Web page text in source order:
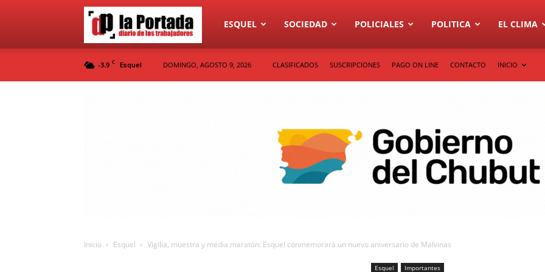
Diario
ESQUEL SOCIEDAD POLICIALES POLITICA EL CLIMA
-3.9 C Esquel DOMINGO, AGOSTO 9, 2026 CLASIFICADOS SUSCRIPCIONES PAGO ON LINE CONTACTO INICIO
Inicio Esquel Vigilia, muestra y media maratón: Esquel conmemorará un nuevo aniversario de Malvinas
Esquel Importantes